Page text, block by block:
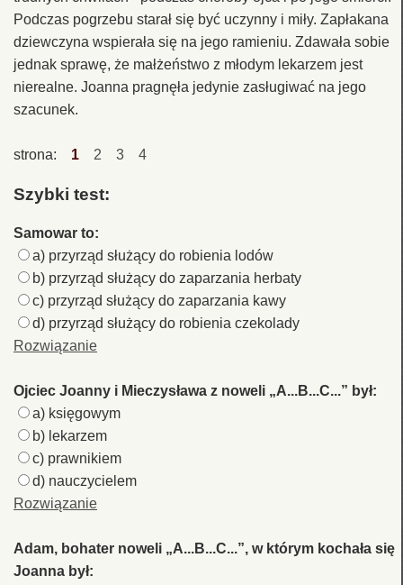
Podczas pogrzebu starał się być uczynny i miły. Zapłakana
dziewczyna wspierała się na jego ramieniu. Zdawała sobie
jednak sprawę, że małżeństwo z młodym lekarzem jest
nierealne. Joanna pragnęła jedynie zasługiwać na jego
szacunek.
strona: 1 2 3 4
Szybki test:
Samowar to:
a) przyrząd służący do robienia lodów
b) przyrząd służący do zaparzania herbaty
c) przyrząd służący do zaparzania kawy
d) przyrząd służący do robienia czekolady
Rozwiązanie
Ojciec Joanny i Mieczysława z noweli „A...B...C...” był:
a) księgowym
b) lekarzem
c) prawnikiem
d) nauczycielem
Rozwiązanie
Adam, bohater noweli „A...B...C...”, w którym kochała się
Joanna był: